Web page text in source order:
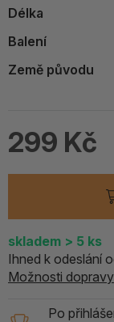
Délka
Balení
Země původu
299 Kč
skladem > 5 ks
Ihned k odeslání
Možnosti dopravy
Po